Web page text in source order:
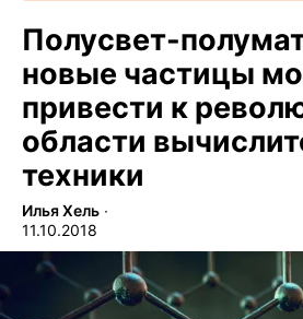
Полусвет-
новые частицы
привести к
области
техники
Илья Хель ∙
11.10.2018